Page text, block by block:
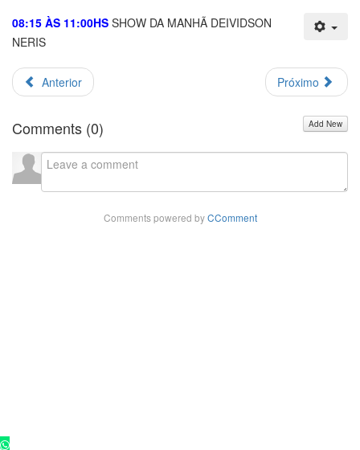
08:15 ÀS 11:00HS SHOW DA MANHÃ DEIVIDSON
NERIS
Anterior Próximo
Comments (0) Add New
Comments powered byCComment